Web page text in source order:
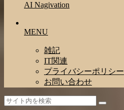
AI Nagivation
MENU
雑記
IT関連
プライバシーポリシー
お問い合わせ